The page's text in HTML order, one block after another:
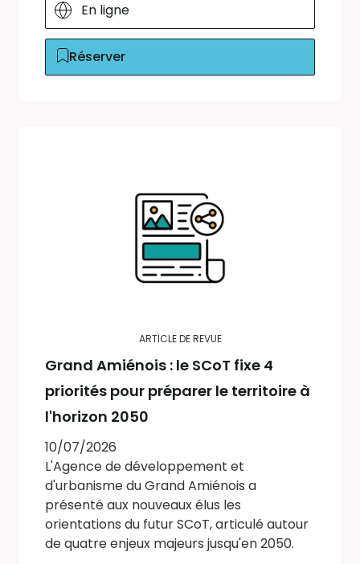
En ligne
Réserver
ARTICLE DE REVUE
Grand Amiénois : le SCoT fixe 4
priorités pour préparer le territoire à
l'horizon 2050
10/07/2026
L'Agence de développement et
d'urbanisme du Grand Amiénois a
présenté aux nouveaux élus les
orientations du futur SCoT, articulé autour
de quatre enjeux majeurs jusqu'en 2050.